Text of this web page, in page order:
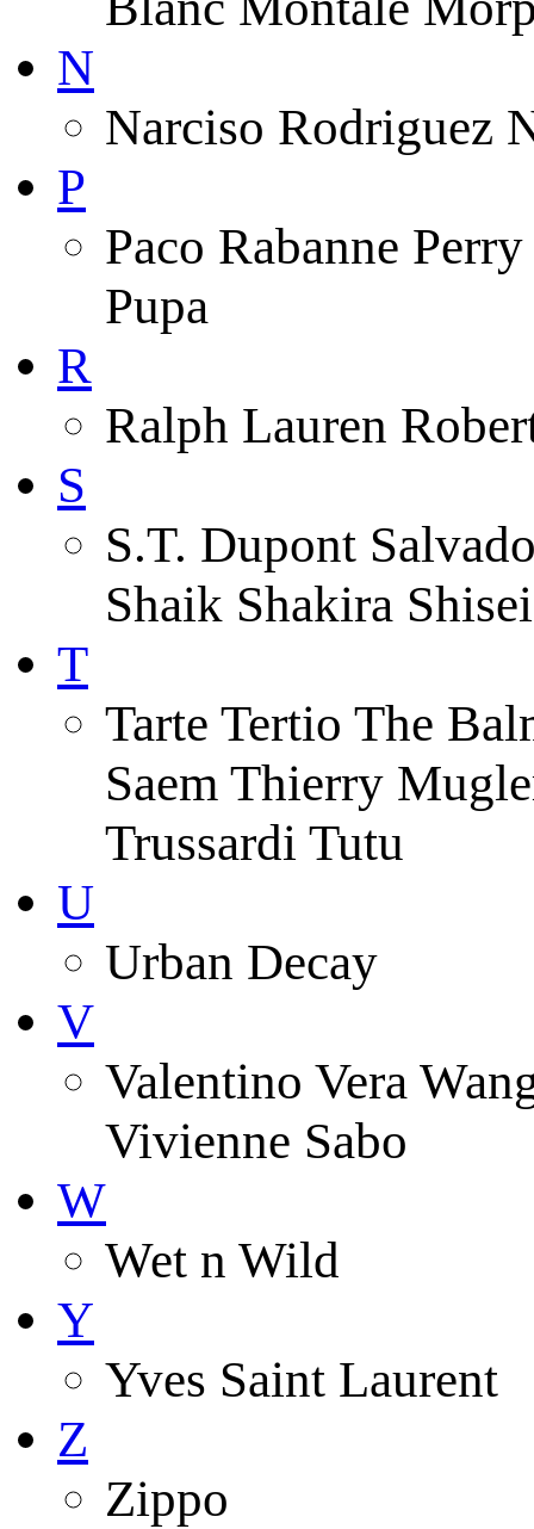
N
Narciso Rodriguez
P
Paco Rabanne
Pupa
R
Ralph Lauren
S
S.T. Dupont
Shaik Shakira
T
Tarte Tertio The
Saem Thierry
Trussardi Tutu
U
Urban Decay
V
Valentino Vera
Vivienne Sabo
W
Wet n Wild
Y
Yves Saint Laurent
Z
Zippo